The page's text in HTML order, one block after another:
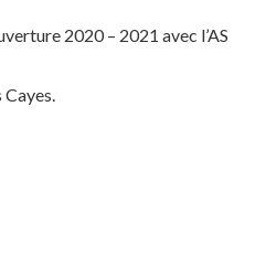
2020 – 2021 avec l’AS
Cayes.